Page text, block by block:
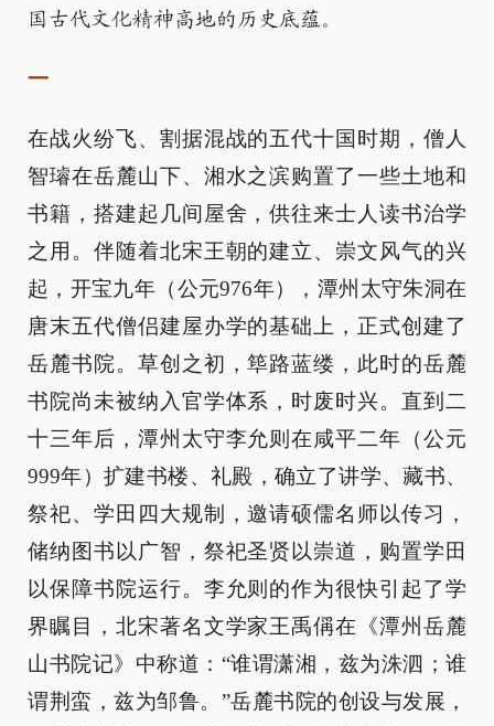
国古代文化精神高地的历史底蕴。
一
在战火纷飞、割据混战的五代十国时期，僧人
智璿在岳麓山下、湘水之滨购置了一些土地和
书籍，搭建起几间屋舍，供往来士人读书治学
之用。伴随着北宋王朝的建立、崇文风气的兴
起，开宝九年（公元976年），潭州太守朱洞在
唐末五代僧侣建屋办学的基础上，正式创建了
岳麓书院。草创之初，筚路蓝缕，此时的岳麓
书院尚未被纳入官学体系，时废时兴。直到二
十三年后，潭州太守李允则在咸平二年（公元
999年）扩建书楼、礼殿，确立了讲学、藏书、
祭祀、学田四大规制，邀请硕儒名师以传习，
储纳图书以广智，祭祀圣贤以崇道，购置学田
以保障书院运行。李允则的作为很快引起了学
界瞩目，北宋著名文学家王禹偁在《潭州岳麓
山书院记》中称道：“谁谓潇湘，兹为洙泗；谁
谓荆蛮，兹为邹鲁。”岳麓书院的创设与发展，